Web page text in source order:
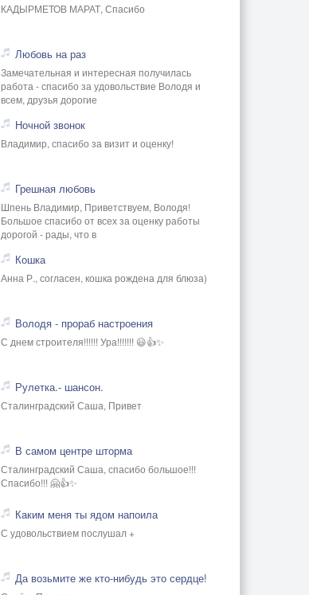
КАДЫРМЕТОВ МАРАТ, Спасибо
Любовь на раз
Замечательная и интересная получилась
работа - спасибо за удовольствие Володя и
всем, друзья дорогие
Ночной звонок
Владимир, спасибо за визит и оценку!
Грешная любовь
Шпень Владимир, Приветствуем, Володя!
Большое спасибо от всех за оценку работы
дорогой - рады, что в
Кошка
Анна Р., согласен, кошка рождена для блюза)
Володя - прораб настроения
С днем строителя!!!!!! Ура!!!!!!! 😃👍✨
Рулетка.- шансон.
Сталинградский Саша, Привет
В самом центре шторма
Сталинградский Саша, спасибо большое!!!
Спасибо!!! 🤗👍✨
Каким меня ты ядом напоила
С удовольствием послушал +
Да возьмите же кто-нибудь это сердце!